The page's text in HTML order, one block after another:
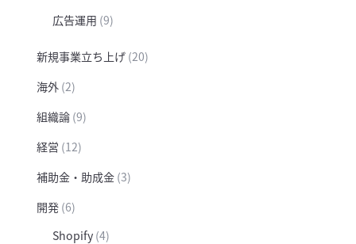
広告運用 (9)
新規事業立ち上げ (20)
海外 (2)
組織論 (9)
経営 (12)
補助金・助成金 (3)
開発 (6)
Shopify (4)